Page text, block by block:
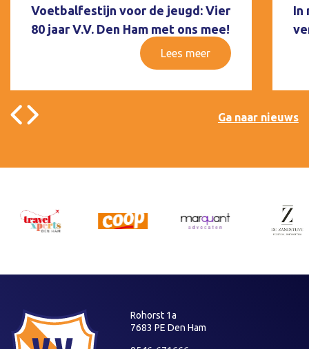
Voetbalfestijn voor de jeugd: Vier
80 jaar V.V. Den Ham met ons mee!
Lees meer
In
Ga naar nieuws
Rohorst 1a
7683 PE Den Ham